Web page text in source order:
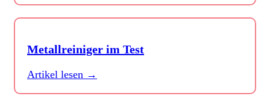
Metallreiniger im Test
Artikel lesen →